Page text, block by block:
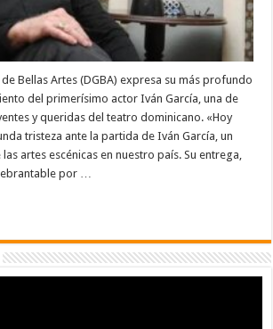
Bellas Artes (DGBA) expresa su más profundo
del primerísimo actor Iván García, una de
y queridas del teatro dominicano. «Hoy
tristeza ante la partida de Iván García, un
artes escénicas en nuestro país. Su entrega,
por …